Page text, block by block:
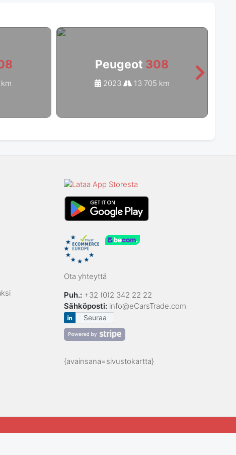
Peugeot 308
2023 13 705 km
Ota yhteyttä
Puh.: +32 (0)2 342 22 22
Sähköposti: info@eCarsTrade.com
Seuraa
{avainsana=sivustokartta}